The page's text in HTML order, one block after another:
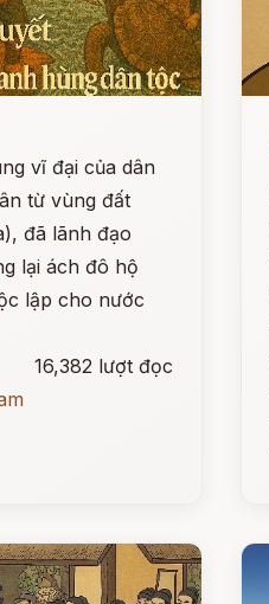
vĩ đại của dân
từ vùng đất
đã lãnh đạo
lại ách đô hộ
lập cho nước
16,382 lượt đọc